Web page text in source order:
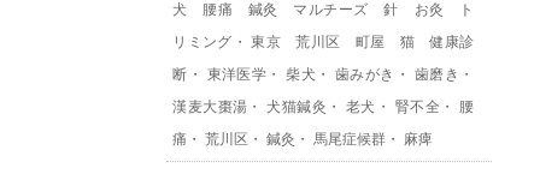
犬 腰痛 鍼灸 マルチーズ 針 お灸 ト
リミング ・東京 荒川区 町屋 猫 健康診
断 ・ 東洋医学 ・柴犬 ・歯みがき ・ 歯磨き ・
漢麦大棗湯 ・犬猫鍼灸 ・老犬 ・ 腎不全 ・
腰
痛 ・荒川区 ・鍼灸 ・馬尾症候群 ・ 麻痺